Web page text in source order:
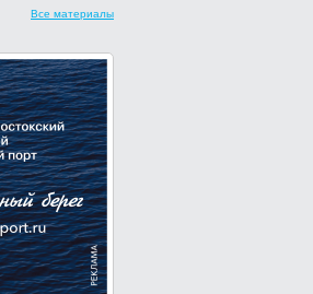
Все материалы